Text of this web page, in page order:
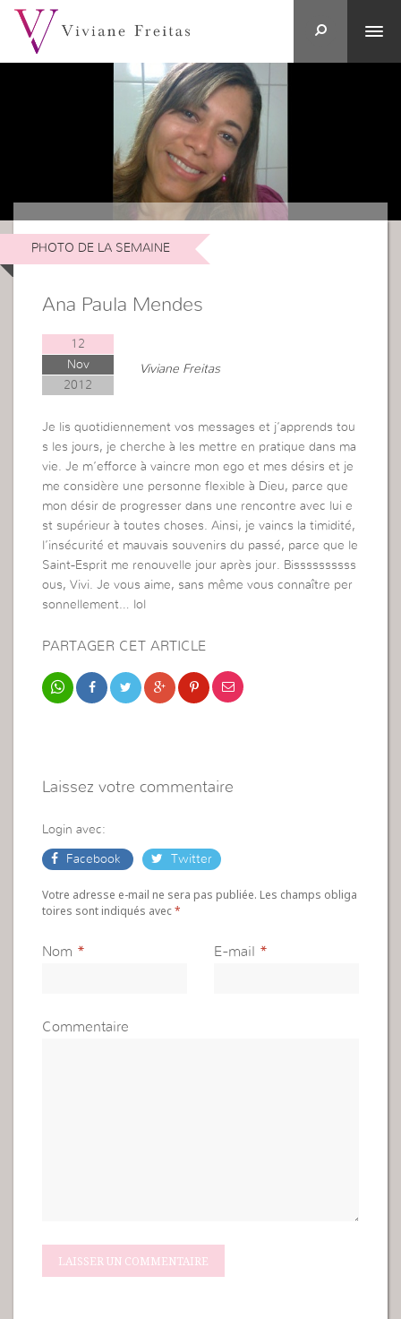
PHOTO DE LA SEMAINE
Ana Paula Mendes
12
Nov
2012
Viviane Freitas
Je lis quotidiennement vos messages et j’apprends tou
s les jours, je cherche à les mettre en pratique dans ma
vie. Je m’efforce à vaincre mon ego et mes désirs et je
me considère une personne flexible à Dieu, parce que
mon désir de progresser dans une rencontre avec lui e
st supérieur à toutes choses. Ainsi, je vaincs la timidité,
l’insécurité et mauvais souvenirs du passé, parce que le
Saint-Esprit me renouvelle jour après jour. Bissssssssss
ous, Vivi. Je vous aime, sans même vous connaître per
sonnellement… lol
PARTAGER CET ARTICLE
Laissez votre commentaire
Login avec:
Facebook Twitter
Votre adresse e-mail ne sera pas publiée. Les champs obliga
toires sont indiqués avec*
Nom * E-mail *
Commentaire